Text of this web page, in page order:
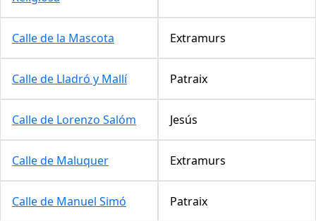
Calle de la Mascota Extramurs
Calle de Lladró y Mallí Patraix
Calle de Lorenzo Salóm Jesús
Calle de Maluquer Extramurs
Calle de Manuel Simó Patraix